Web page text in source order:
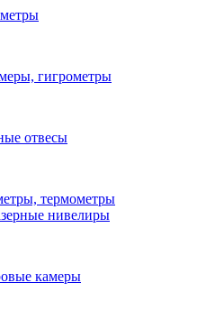
гигрометры
отвесы
термометры
нивелиры
камеры